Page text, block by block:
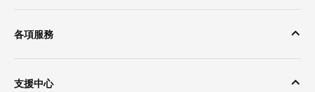
各項服務
支援中心